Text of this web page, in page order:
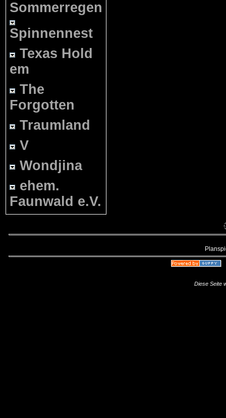
Sommerregen
Spinnennest
Texas Hold
em
The
Forgotten
Traumland
V
Wondjina
ehem.
Faunwald e.V.
Diese Seite